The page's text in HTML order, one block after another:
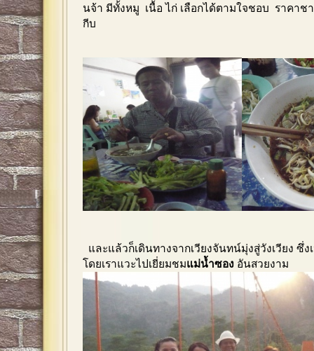
นจ้า มีทั้งหมู เนื้อ ไก่ เลือกได้ตามใจชอบ ราคาช
กีบ
และแล้วก็เดินทางจากเวียงจันทน์มุ่งสู่วังเวียง ซึ่
โดยเราแวะไปเยี่ยมชมแม่น้ำซอง อันสวยงาม